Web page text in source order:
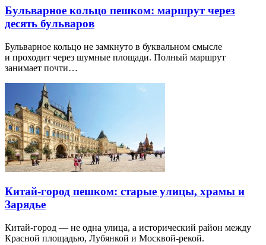
Бульварное кольцо пешком: маршрут через
десять бульваров
Бульварное кольцо не замкнуто в буквальном смысле
и проходит через шумные площади. Полный маршрут
занимает почти…
Китай-город пешком: старые улицы, храмы и
Зарядье
Китай-город — не одна улица, а исторический район между
Красной площадью, Лубянкой и Москвой-рекой.